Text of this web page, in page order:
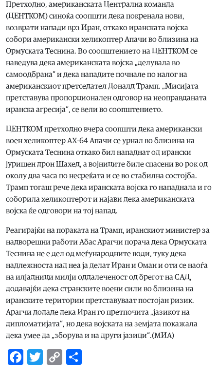
Претходно, американската Централна команда
(ЦЕНТКОМ) синоќа соопшти дека покренала нови,
возврати напади врз Иран, откако иранската војска
собори американски хеликоптер Апачи во близина на
Ормуската Теснина. Во соопштението на ЦЕНТКОМ се
наведува дека американската војска „делувала во
самоодбрана“ и дека нападите почнале по налог на
американскиот претседател Доналд Трамп. „Мисијата
претставува пропорционален одговор на неоправданата
иранска агресија“, се вели во соопштението.
ЦЕНТКОМ претходно вчера соопшти дека американски
воен хеликоптер АХ-64 Апачи се урнал во близина на
Ормуската Теснина откако бил нападнат од ирански
јуришен дрон Шахед, а војниците биле спасени во рок од
околу два часа по несреќата и се во стабилна состојба.
Трамп тогаш рече дека иранската војска го нападнала и го
соборила хеликоптерот и најави дека американската
војска ќе одговори на тој напад.
Реагирајќи на пораката на Трамп, иранскиот министер за
надворешни работи Абас Арагчи порача дека Ормуската
Теснина не е дел од меѓународните води, туку дека
надлежноста над неа ја делат Иран и Оман и оти се наоѓа
на илјадници милји оддалеченост од брегот на САД,
додавајќи дека странските воени сили во близина на
иранските територии претставуваат постојан ризик.
Арагчи додаде дека Иран го претпочита „јазикот на
дипломатијата“, но дека војската на земјата покажала
дека умее да „зборува и на други јазици“.(МИА)
Facebook
Twitter
Copy